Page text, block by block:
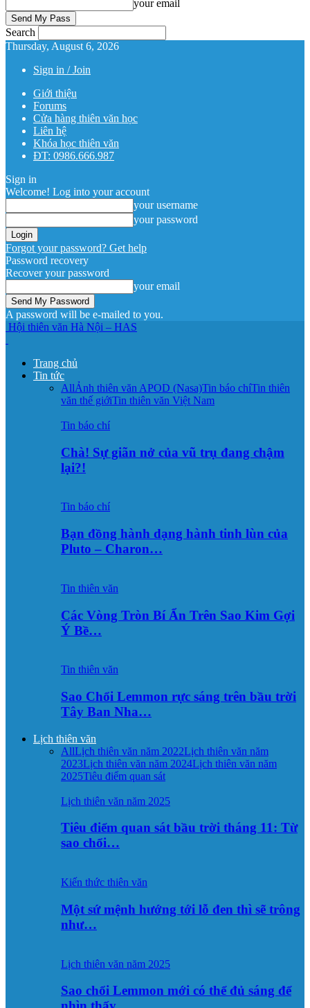
your email
Search
Thursday, August 6, 2026
Sign in / Join
Giới thiệu
Forums
Cửa hàng thiên văn học
Liên hệ
Khóa học thiên văn
ĐT: 0986.666.987
Sign in
Welcome! Log into your account
your username
your password
Forgot your password? Get help
Password recovery
Recover your password
your email
A password will be e-mailed to you.
Hội thiên văn Hà Nội – HAS
Trang chủ
Tin tức
AllẢnh thiên văn APOD (Nasa)Tin báo chíTin thiên
văn thế giớiTin thiên văn Việt Nam
Tin báo chí
Chà! Sự giãn nở của vũ trụ đang chậm
lại?!
Tin báo chí
Bạn đồng hành dạng hành tinh lùn của
Pluto – Charon…
Tin thiên văn
Các Vòng Tròn Bí Ẩn Trên Sao Kim Gợi
Ý Bề…
Tin thiên văn
Sao Chổi Lemmon rực sáng trên bầu trời
Tây Ban Nha…
Lịch thiên văn
AllLịch thiên văn năm 2022Lịch thiên văn năm
2023Lịch thiên văn năm 2024Lịch thiên văn năm
2025Tiêu điểm quan sát
Lịch thiên văn năm 2025
Tiêu điểm quan sát bầu trời tháng 11: Từ
sao chổi…
Kiến thức thiên văn
Một sứ mệnh hướng tới lỗ đen thì sẽ trông
như…
Lịch thiên văn năm 2025
Sao chổi Lemmon mới có thể đủ sáng để